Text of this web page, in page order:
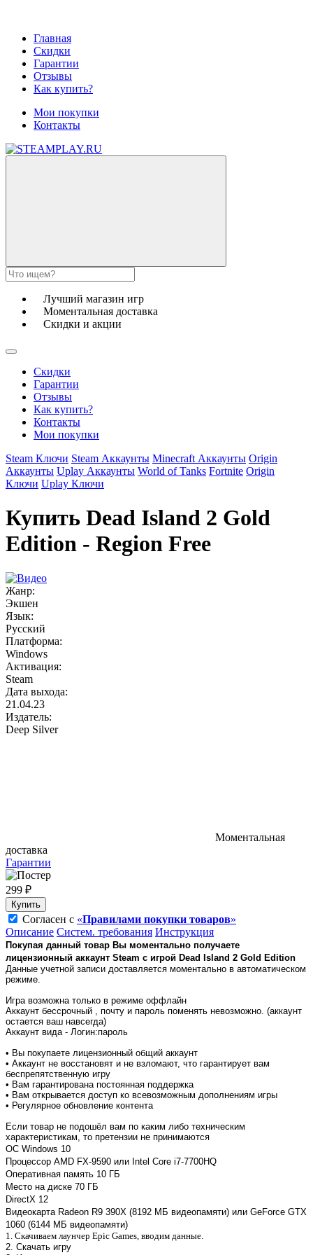
Главная
Скидки
Гарантии
Отзывы
Как купить?
Мои покупки
Контакты
Лучший магазин игр
Моментальная доставка
Скидки и акции
Скидки
Гарантии
Отзывы
Как купить?
Контакты
Мои покупки
Steam Ключи Steam Аккаунты Minecraft Аккаунты Origin
Аккаунты Uplay Аккаунты World of Tanks Fortnite Origin
Ключи Uplay Ключи
Купить Dead Island 2 Gold
Edition - Region Free
Жанр:
Экшен
Язык:
Русский
Платформа:
Windows
Активация:
Steam
Дата выхода:
21.04.23
Издатель:
Deep Silver
Моментальная
доставка
Гарантии
299 ₽
Купить
Согласен с «Правилами покупки товаров»
Описание Систем. требования Инструкция
Покупая данный товар Вы моментально получаете
лицензионный аккаунт Steam с игрой Dead Island 2 Gold Edition
Данные учетной записи доставляется моментально в автоматическом
режиме.
Игра возможна только в режиме оффлайн
Аккаунт бессрочный , почту и пароль поменять невозможно. (аккаунт
остается ваш навсегда)
Аккаунт вида - Логин:пароль
• Вы покупаете лицензионный общий аккаунт
• Аккаунт не восстановят и не взломают, что гарантирует вам
беспрепятственную игру
• Вам гарантирована постоянная поддержка
• Вам открывается доступ ко всевозможным дополнениям игры
• Регулярное обновление контента
Если товар не подошёл вам по каким либо техническим
характеристикам, то претензии не принимаются
ОС Windows 10
Процессор AMD FX-9590 или Intel Core i7-7700HQ
Оперативная память 10 ГБ
Место на диске 70 ГБ
DirectX 12
Видеокарта Radeon R9 390X (8192 МБ видеопамяти) или GeForce GTX
1060 (6144 МБ видеопамяти)
1. Скачиваем лаунчер Epic Games, вводим данные.
2. Скачать игру